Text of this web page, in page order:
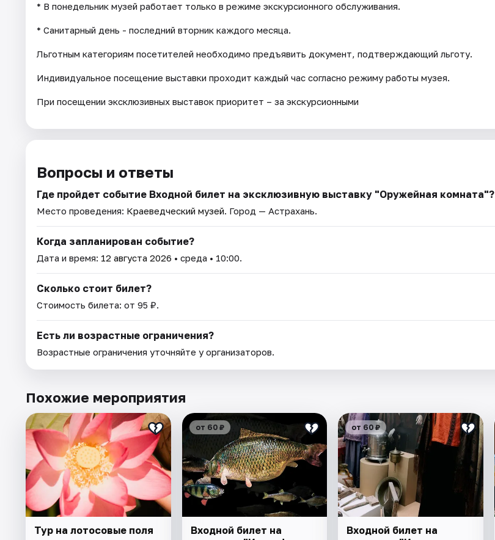
* В понедельник музей работает только в режиме экскурсионного обслуживания.
* Санитарный день - последний вторник каждого месяца.
Льготным категориям посетителей необходимо предъявить документ, подтверждающий льготу.
Индивидуальное посещение выставки проходит каждый час согласно режиму работы музея.
При посещении эксклюзивных выставок приоритет – за экскурсионными
Вопросы и ответы
Где пройдет событие Входной билет на эксклюзивную выставку "Оружейная комната"?
Место проведения: Краеведческий музей. Город — Астрахань.
Когда запланирован событие?
Дата и время: 12 августа 2026 • среда • 10:00.
Сколько стоит билет?
Стоимость билета: от 95 ₽.
Есть ли возрастные ограничения?
Возрастные ограничения уточняйте у организаторов.
Похожие мероприятия
Тур на лотосовые поля
от 60 ₽
Входной билет на
от 60 ₽
Входной билет на